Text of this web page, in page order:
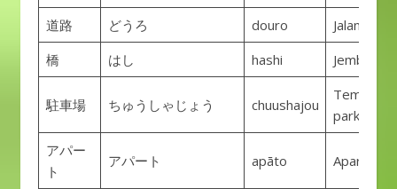
道路
どうろ douro
Jalan
橋
はし hashi Jembatan
駐車場 ちゅうしゃじょう chuushajou
Tempat
parkir
アパー
ト
アパート apāto